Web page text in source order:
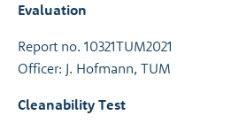
Evaluation
Report no. 10321TUM2021
Officer: J. Hofmann, TUM
Cleanability Test